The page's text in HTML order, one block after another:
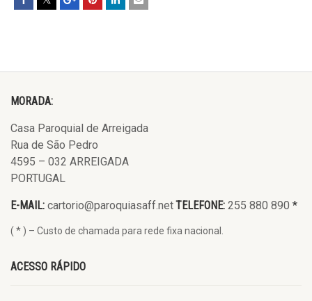
MORADA:
Casa Paroquial de Arreigada
Rua de São Pedro
4595 – 032 ARREIGADA
PORTUGAL
E-MAIL: cartorio@paroquiasaff.netTELEFONE: 255 880 890 *
( * ) – Custo de chamada para rede fixa nacional.
ACESSO RÁPIDO